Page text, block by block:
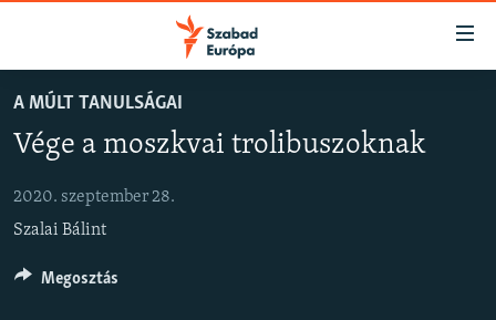
Akadálymentes
Ugrás
Ugrás
AKTUÁLIS
PODCASTOK
VIDEÓK
ELEMZŐ
A MÚLT TANULSÁGAI
Vége a moszkvai trolibuszoknak
2020. szeptember 28.
Szalai Bálint
Megosztás